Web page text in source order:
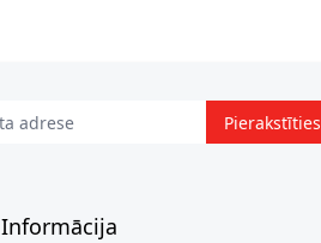
Pierakstīties
Informācija